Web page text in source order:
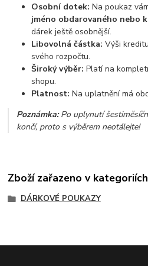
Osobní dotek: Na poukaz
jméno obdarovaného nebo
dárek ještě osobnější.
Libovolná částka: Výši
svého rozpočtu.
Široký výběr: Platí na
shopu.
Platnost: Na uplatnění má
Poznámka:Po uplynutí
končí, proto s výběrem neotálejte!
Zboží zařazeno v kategoriích
DÁRKOVÉ POUKAZY